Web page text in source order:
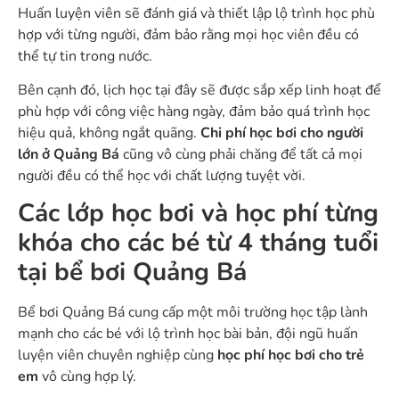
Huấn luyện viên sẽ đánh giá và thiết lập lộ trình học phù
hợp với từng người, đảm bảo rằng mọi học viên đều có
thể tự tin trong nước.
Bên cạnh đó, lịch học tại đây sẽ được sắp xếp linh hoạt để
phù hợp với công việc hàng ngày, đảm bảo quá trình học
hiệu quả, không ngắt quãng. Chi phí học bơi cho người
lớn ở Quảng Bá cũng vô cùng phải chăng để tất cả mọi
người đều có thể học với chất lượng tuyệt vời.
Các lớp học bơi và học phí từng
khóa cho các bé từ 4 tháng tuổi
tại bể bơi Quảng Bá
Bể bơi Quảng Bá cung cấp một môi trường học tập lành
mạnh cho các bé với lộ trình học bài bản, đội ngũ huấn
luyện viên chuyên nghiệp cùng học phí học bơi cho trẻ
em vô cùng hợp lý.